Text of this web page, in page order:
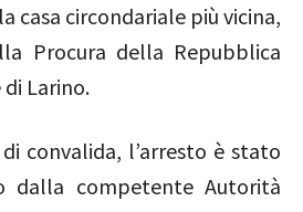
casa circondariale più vicina,
Procura della Repubblica
Larino.
convalida, l’arresto è stato
dalla competente Autorità